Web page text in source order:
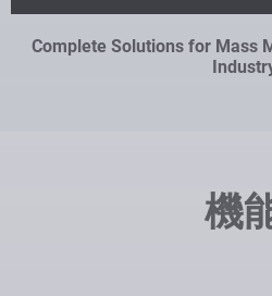
Complete Solutions for Mass
機